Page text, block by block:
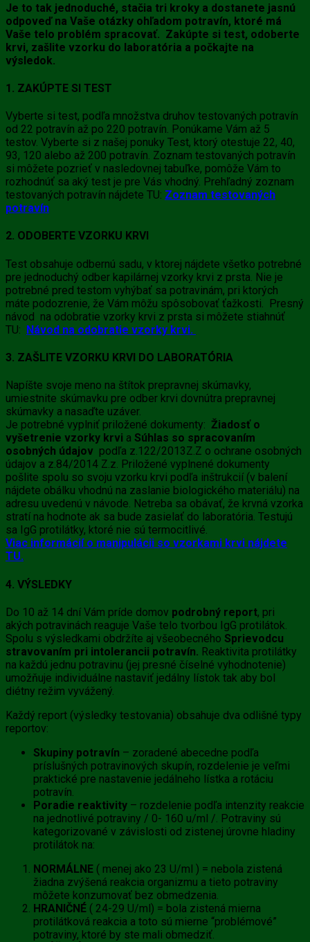
Je to tak jednoduché, stačia tri kroky a dostanete jasnú
odpoveď na Vaše otázky ohľadom potravín, ktoré má
Vaše telo problém spracovať. Zakúpte si test, odoberte
krvi, zašlite vzorku do laboratória a počkajte na
výsledok.
1. ZAKÚPTE SI TEST
Vyberte si test, podľa množstva druhov testovaných potravín
od 22 potravín až po 220 potravín. Ponúkame Vám až 5
testov. Vyberte si z našej ponuky Test, ktorý otestuje 22, 40,
93, 120 alebo až 200 potravín. Zoznam testovaných potravín
si môžete pozrieť v nasledovnej tabuľke, pomôže Vám to
rozhodnúť sa aký test je pre Vás vhodný. Prehľadný zoznam
testovaných potravín nájdete TU: Zoznam testovaných
potravín
2. ODOBERTE VZORKU KRVI
Test obsahuje odbernú sadu, v ktorej nájdete všetko potrebné
pre jednoduchý odber kapilárnej vzorky krvi z prsta. Nie je
potrebné pred testom vyhýbať sa potravinám, pri ktorých
máte podozrenie, že Vám môžu spôsobovať ťažkosti. Presný
návod na odobratie vzorky krvi z prsta si môžete stiahnúť
TU: Návod na odobratie vzorky krvi.
3. ZAŠLITE VZORKU KRVI DO LABORATÓRIA
Napíšte svoje meno na štítok prepravnej skúmavky,
umiestnite skúmavku pre odber krvi dovnútra prepravnej
skúmavky a nasaďte uzáver.
Je potrebné vyplniť priložené dokumenty: Žiadosť o
vyšetrenie vzorky krvi a Súhlas so spracovaním
osobných údajov podľa z.122/2013Z.Z o ochrane osobných
údajov a z.84/2014 Z.z. Priložené vyplnené dokumenty
pošlite spolu so svoju vzorku krvi podľa inštrukcií (v balení
nájdete obálku vhodnú na zaslanie biologického materiálu) na
adresu uvedenú v návode. Netreba sa obávať, že krvná vzorka
stratí na hodnote ak sa bude zasielať do laboratória. Testujú
sa IgG protilátky, ktoré nie sú termocitlivé.
Viac informácií o manipulácii so vzorkami krvi nájdete
TU.
4. VÝSLEDKY
Do 10 až 14 dní Vám príde domov podrobný report, pri
akých potravinách reaguje Vaše telo tvorbou IgG protilátok.
Spolu s výsledkami obdržíte aj všeobecného Sprievodcu
stravovaním pri intolerancii potravín. Reaktivita protilátky
na každú jednu potravinu (jej presné číselné vyhodnotenie)
umožňuje individuálne nastaviť jedálny lístok tak aby bol
diétny režim vyvážený.
Každý report (výsledky testovania) obsahuje dva odlišné typy
reportov:
Skupiny potravín – zoradené abecedne podľa
príslušných potravinových skupín, rozdelenie je veľmi
praktické pre nastavenie jedálneho lístka a rotáciu
potravín.
Poradie reaktivity – rozdelenie podľa intenzity reakcie
na jednotlivé potraviny / 0- 160 u/ml /. Potraviny sú
kategorizované v závislosti od zistenej úrovne hladiny
protilátok na:
NORMÁLNE ( menej ako 23 U/ml ) = nebola zistená
žiadna zvýšená reakcia organizmu a tieto potraviny
môžete konzumovať bez obmedzenia.
HRANIČNÉ ( 24-29 U/ml) = bola zistená mierna
protilátková reakcia a toto sú mierne “problémové”
potraviny, ktoré by ste mali obmedziť.